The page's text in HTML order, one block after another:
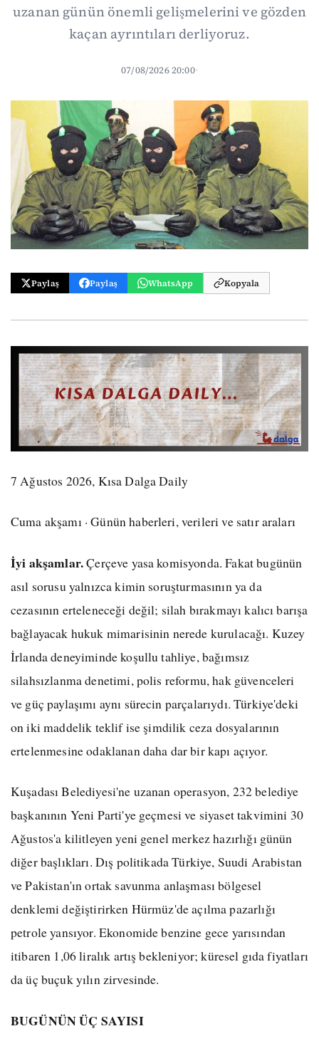
uzanan günün önemli gelişmelerini ve gözden
kaçan ayrıntıları derliyoruz.
07/08/2026 20:00·
Paylaş Paylaş WhatsApp Kopyala
7 Ağustos 2026, Kısa Dalga Daily
Cuma akşamı · Günün haberleri, verileri ve satır araları
İyi akşamlar.Çerçeve yasa komisyonda. Fakat bugünün
asıl sorusu yalnızca kimin soruşturmasının ya da
cezasının erteleneceği değil; silah bırakmayı kalıcı barışa
bağlayacak hukuk mimarisinin nerede kurulacağı. Kuzey
İrlanda deneyiminde koşullu tahliye, bağımsız
silahsızlanma denetimi, polis reformu, hak güvenceleri
ve güç paylaşımı aynı sürecin parçalarıydı. Türkiye'deki
on iki maddelik teklif ise şimdilik ceza dosyalarının
ertelenmesine odaklanan daha dar bir kapı açıyor.
Kuşadası Belediyesi'ne uzanan operasyon, 232 belediye
başkanının Yeni Parti'ye geçmesi ve siyaset takvimini 30
Ağustos'a kilitleyen yeni genel merkez hazırlığı günün
diğer başlıkları. Dış politikada Türkiye, Suudi Arabistan
ve Pakistan'ın ortak savunma anlaşması bölgesel
denklemi değiştirirken Hürmüz'de açılma pazarlığı
petrole yansıyor. Ekonomide benzine gece yarısından
itibaren 1,06 liralık artış bekleniyor; küresel gıda fiyatları
da üç buçuk yılın zirvesinde.
BUGÜNÜN ÜÇ SAYISI